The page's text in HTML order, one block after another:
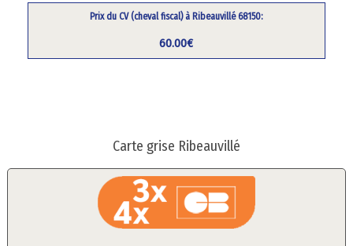
Prix du CV (cheval fiscal) à Ribeauvillé 68150:
60.00€
Carte grise Ribeauvillé